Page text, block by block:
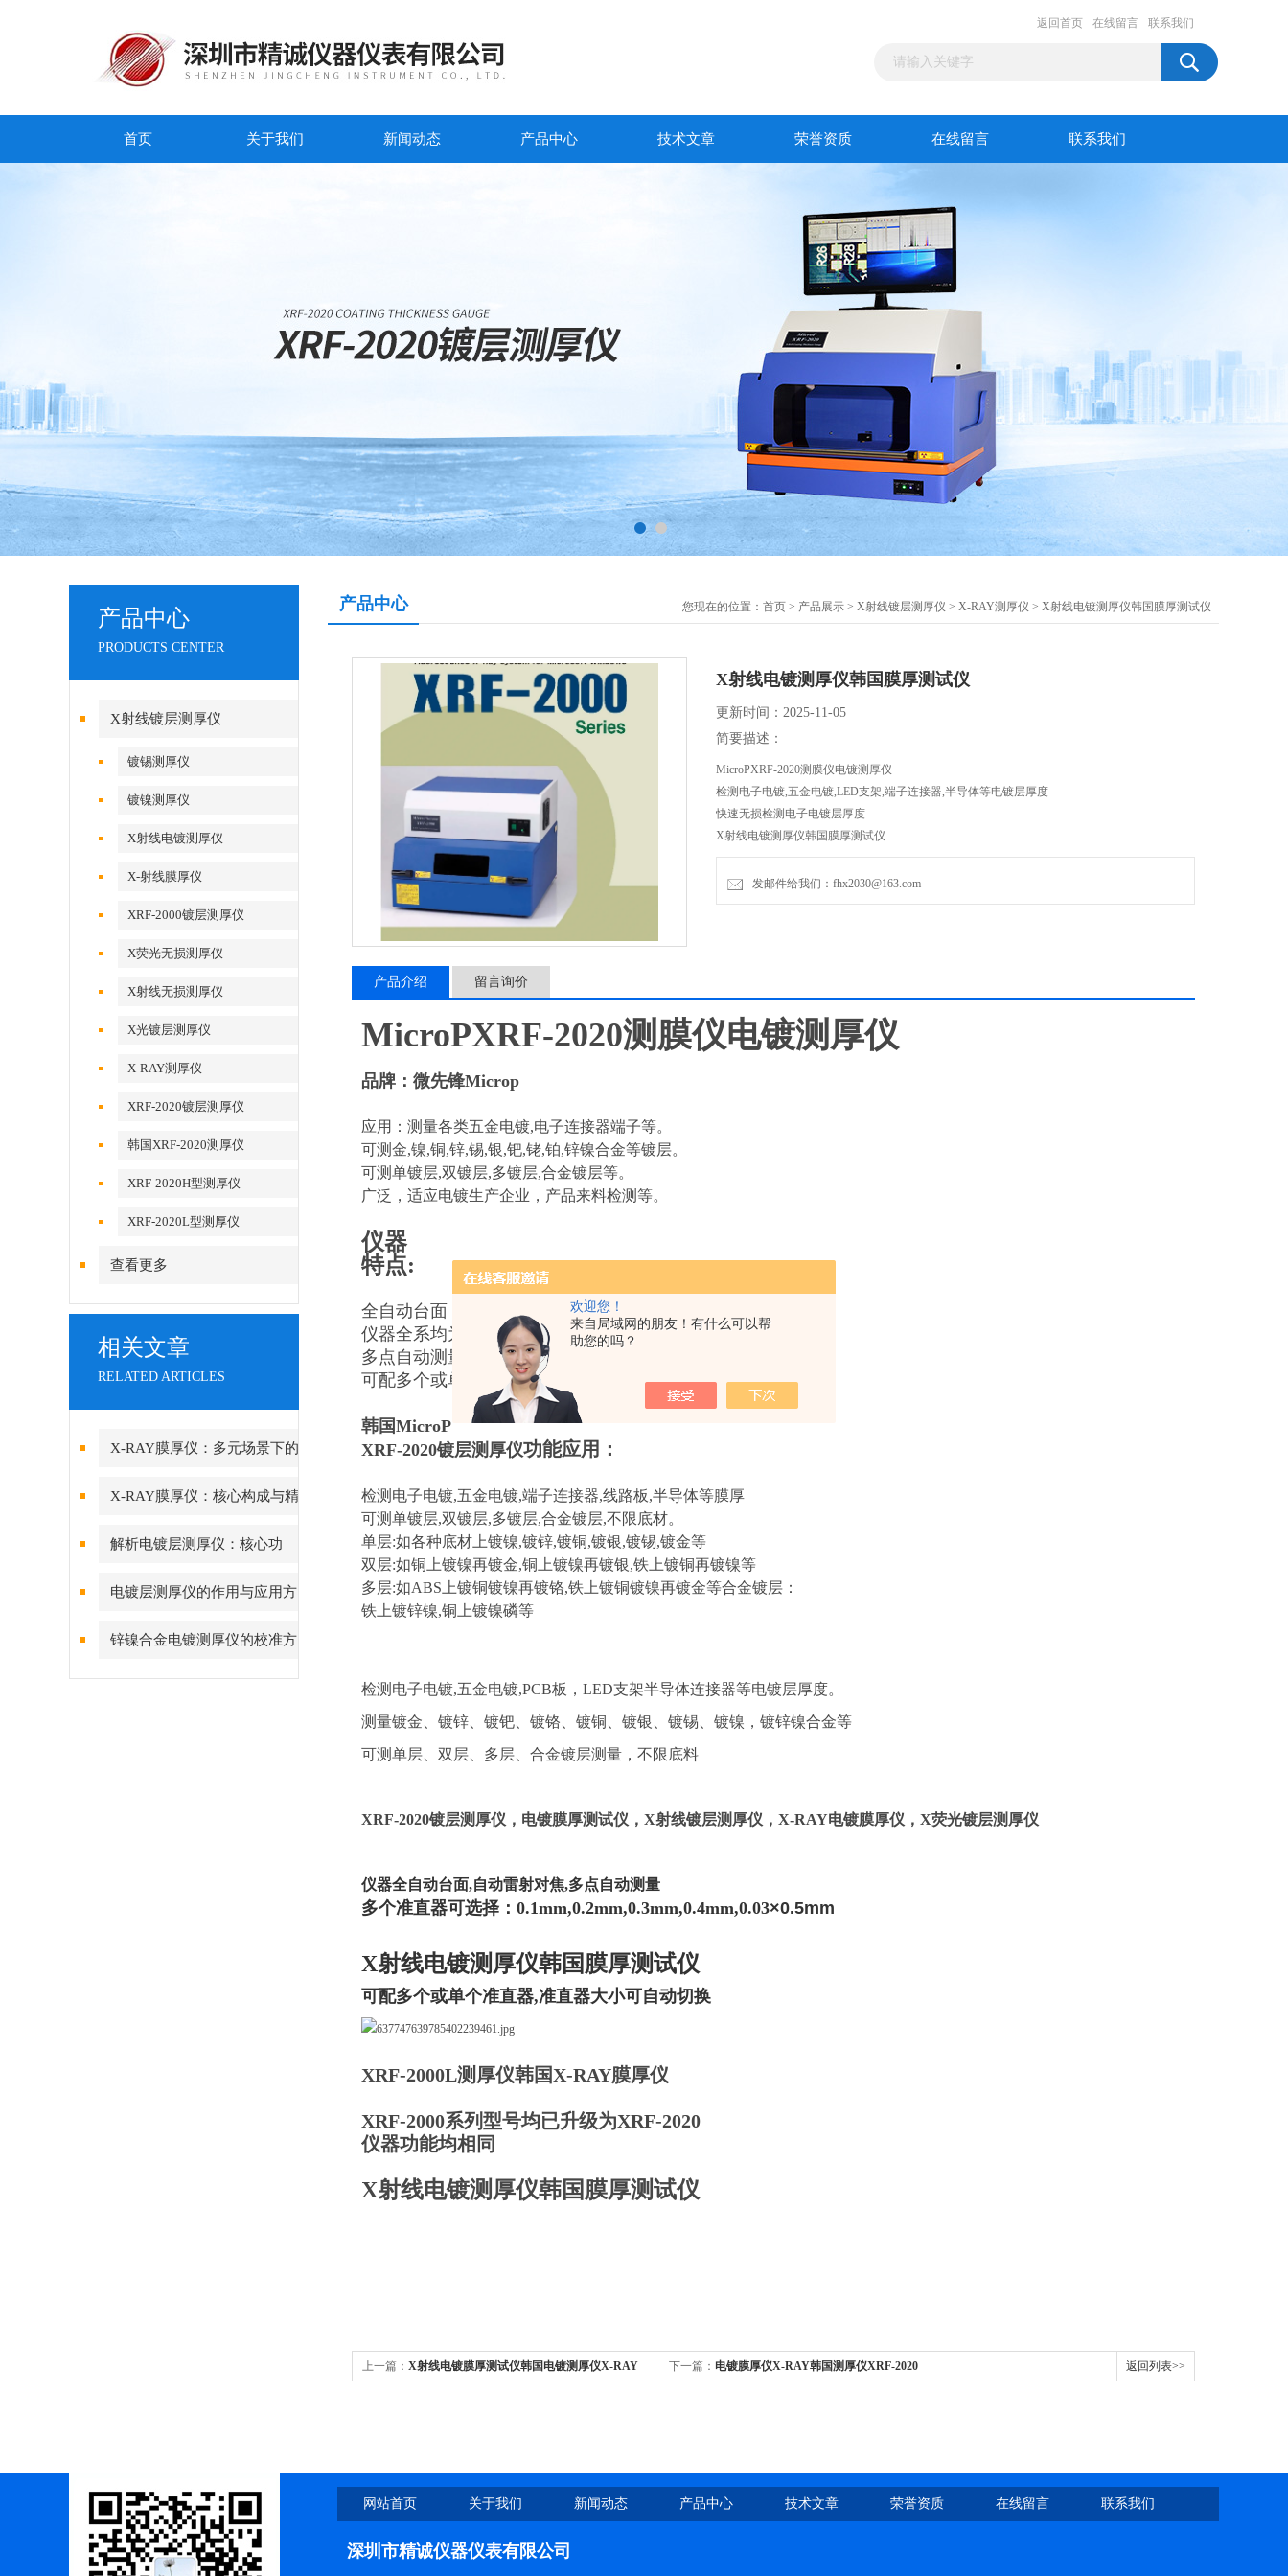
欢迎您！
来自局域网的朋友！有什么可以帮
助您的吗？
返回首页 在线留言 联系我们
首页 关于我们 新闻动态 产品中心 技术文章 荣誉资质 在线留言 联系我们
产品中心
PRODUCTS CENTER
X射线镀层测厚仪
镀锡测厚仪
镀镍测厚仪
X射线电镀测厚仪
X-射线膜厚仪
XRF-2000镀层测厚仪
X荧光无损测厚仪
X射线无损测厚仪
X光镀层测厚仪
X-RAY测厚仪
XRF-2020镀层测厚仪
韩国XRF-2020测厚仪
XRF-2020H型测厚仪
XRF-2020L型测厚仪
查看更多
相关文章
RELATED ARTICLES
X-RAY膜厚仪：多元场景下的
精准检测边界
X-RAY膜厚仪：核心构成与精
密协作的科技密码
解析电镀层测厚仪：核心功
能、行业应用与技术亮点
电镀层测厚仪的作用与应用方
向分析
锌镍合金电镀测厚仪的校准方
法与重要性
产品中心 您现在的位置： 首页 > 产品展示 > X射线镀层测厚仪 > X-RAY测厚仪 > X射线电镀测厚仪韩国膜厚测试仪
X射线电镀测厚仪韩国膜厚测试仪
更新时间：2025-11-05
简要描述：
MicroPXRF-2020测膜仪电镀测厚仪
检测电子电镀,五金电镀,LED支架,端子连接器,半导体等电镀层厚度
快速无损检测电子电镀层厚度
X射线电镀测厚仪韩国膜厚测试仪
发邮件给我们：fhx2030@163.com
产品介绍 留言询价
MicroPXRF-2020测膜仪电镀测厚仪
品牌：微先锋Microp
应用：测量各类五金电镀,电子连接器端子等。
可测金,镍,铜,锌,锡,银,钯,铑,铂,锌镍合金等镀层。
可测单镀层,双镀层,多镀层,合金镀层等。
广泛，适应电镀生产企业，产品来料检测等。
仪器
特点:
全自动台面，自动雷射对焦，多点自动测量
仪器全系均为全自动台，自动雷射对焦！
多点自动测量
可配多个或单个准直器,准直器大小可自动切换
韩国MicroP
XRF-2020镀层测厚仪功能应用：
检测电子电镀,五金电镀,端子连接器,线路板,半导体等膜厚
可测单镀层,双镀层,多镀层,合金镀层,不限底材。
单层:如各种底材上镀镍,镀锌,镀铜,镀银,镀锡,镀金等
双层:如铜上镀镍再镀金,铜上镀镍再镀银,铁上镀铜再镀镍等
多层:如ABS上镀铜镀镍再镀铬,铁上镀铜镀镍再镀金等合金镀层：
铁上镀锌镍,铜上镀镍磷等
检测电子电镀,五金电镀,PCB板，LED支架半导体连接器等电镀层厚度。
测量镀金、镀锌、镀钯、镀铬、镀铜、镀银、镀锡、镀镍，镀锌镍合金等
可测单层、双层、多层、合金镀层测量，不限底料
XRF-2020镀层测厚仪，电镀膜厚测试仪，X射线镀层测厚仪，X-RAY电镀膜厚仪，X荧光镀层测厚仪
仪器全自动台面,自动雷射对焦,多点自动测量
多个准直器可选择：0.1mm,0.2mm,0.3mm,0.4mm,0.03×0.5mm
X射线电镀测厚仪韩国膜厚测试仪
可配多个或单个准直器,准直器大小可自动切换
XRF-2000L测厚仪韩国X-RAY膜厚仪
XRF-2000系列型号均已升级为XRF-2020
仪器功能均相同
X射线电镀测厚仪韩国膜厚测试仪
上一篇： X射线电镀膜厚测试仪韩国电镀测厚仪X-RAY 下一篇： 电镀膜厚仪X-RAY韩国测厚仪XRF-2020 返回列表>>
网站首页 关于我们 新闻动态 产品中心 技术文章 荣誉资质 在线留言 联系我们
深圳市精诚仪器仪表有限公司